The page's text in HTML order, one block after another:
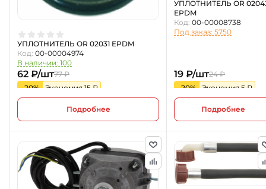
УПЛОТНИТЕЛЬ OR 02031 EPDM
Код: 00-00004974
В наличии: 100
62 ₽/шт77 ₽
-20%
Экономия 15 ₽
Подробнее
УПЛОТНИТЕЛЬ OR
EPDM
Код: 00-00008738
Под заказ: 5750
19 ₽/шт24 ₽
-20%
Экономия 5 ₽
Подробнее